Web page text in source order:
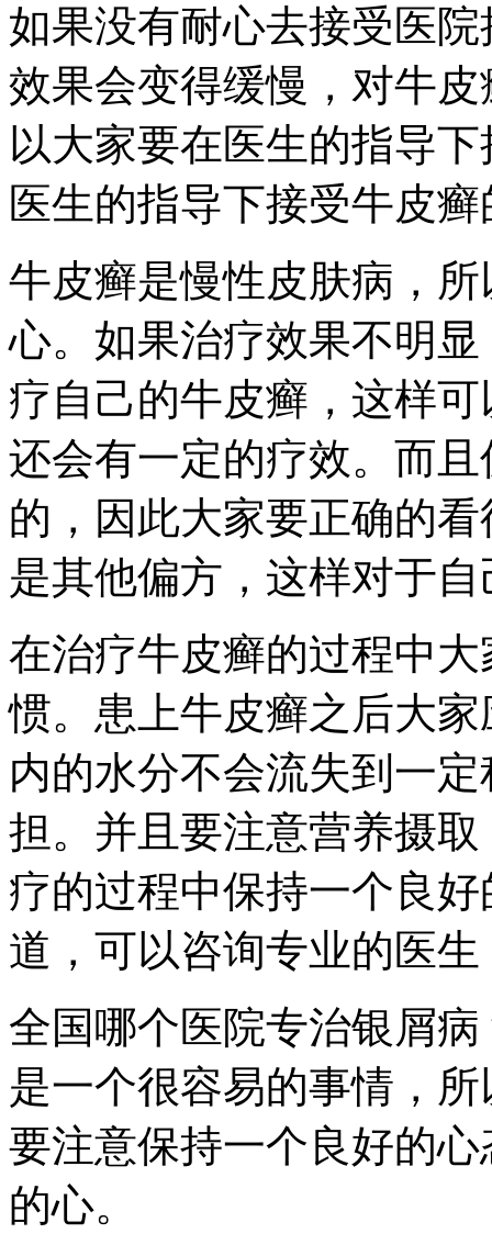
如果没有耐心去接受医
效果会变得缓慢，对牛
以大家要在医生的指导
医生的指导下接受牛皮
牛皮癣是慢性皮肤病，
心。如果治疗效果不明
疗自己的牛皮癣，这样
还会有一定的疗效。而
的，因此大家要正确的
是其他偏方，这样对于
在治疗牛皮癣的过程中
惯。患上牛皮癣之后大
内的水分不会流失到一
担。并且要注意营养摄
疗的过程中保持一个良
道，可以咨询专业的医
全国哪个医院专治银屑
是一个很容易的事情，
要注意保持一个良好的
的心。